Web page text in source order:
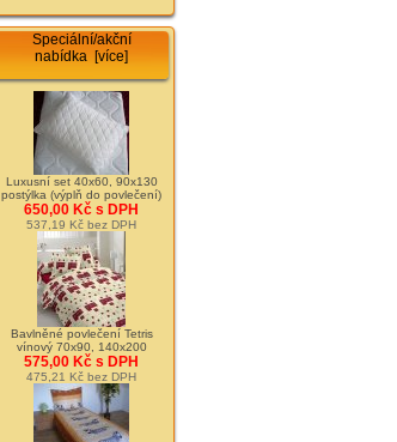
Speciální/akční
nabídka [více]
Luxusní set 40x60, 90x130
postýlka (výplň do povlečení)
650,00 Kč s DPH
537,19 Kč bez DPH
Bavlněné povlečení Tetris
vínový 70x90, 140x200
575,00 Kč s DPH
475,21 Kč bez DPH